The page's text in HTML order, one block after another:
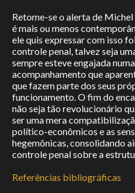
Retome-se o alerta de
é mais ou menos
ele quis expressar com isso
controle penal, talvez seja
sempre esteve engajada
acompanhamento que
que fazem parte dos seus
funcionamento. O fim do
não seja tão revolucionário
ser uma mera
político-econômicos e as
hegemônicas, consolidando
controle penal sobre a
Referências bibliográficas